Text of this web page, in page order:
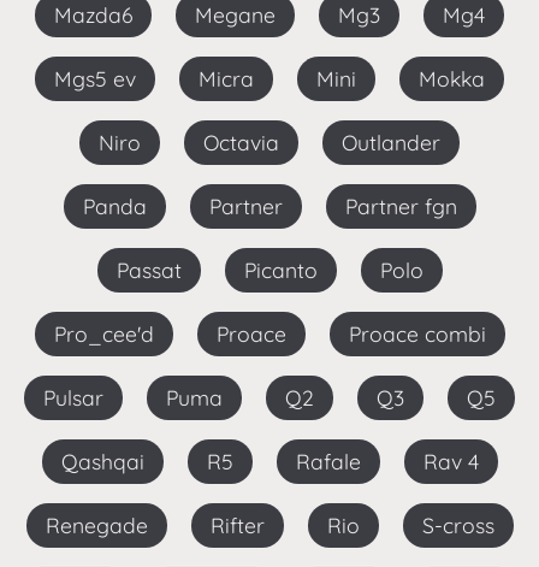
Mazda6 Megane Mg3 Mg4
Mgs5 ev Micra Mini Mokka
Niro Octavia Outlander
Panda Partner Partner fgn
Passat Picanto Polo
Pro_cee'd Proace Proace combi
Pulsar Puma Q2 Q3 Q5
Qashqai R5 Rafale Rav 4
Renegade Rifter Rio S-cross